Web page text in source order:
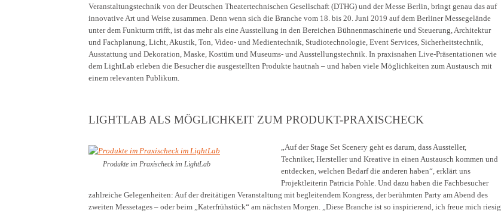
Veranstaltungstechnik von der Deutschen Theatertechnischen Gesellschaft (DTHG) und der Messe Berlin, bringt genau das auf
innovative Art und Weise zusammen. Denn wenn sich die Branche vom 18. bis 20. Juni 2019 auf dem Berliner Messegelände
unter dem Funkturm trifft, ist das mehr als eine Ausstellung in den Bereichen Bühnenmaschinerie und Steuerung, Architektur
und Fachplanung, Licht, Akustik, Ton, Video- und Medientechnik, Studiotechnologie, Event Services, Sicherheitstechnik,
Ausstattung und Dekoration, Maske, Kostüm und Museums- und Ausstellungstechnik. In praxisnahen Live-Präsentationen wie
dem LightLab erleben die Besucher die ausgestellten Produkte hautnah – und haben viele Möglichkeiten zum Austausch mit
einem relevanten Publikum.
LIGHTLAB ALS MÖGLICHKEIT ZUM PRODUKT-PRAXISCHECK
Produkte im Praxischeck im LightLab
„Auf der Stage Set Scenery geht es darum, dass Aussteller,
Techniker, Hersteller und Kreative in einen Austausch kommen und
entdecken, welchen Bedarf die anderen haben“, erklärt uns
Projektleiterin Patricia Pohle. Und dazu haben die Fachbesucher
zahlreiche Gelegenheiten: Auf der dreitätigen Veranstaltung mit begleitendem Kongress, der berühmten Party am Abend des
zweiten Messetages – oder beim „Katerfrühstück“ am nächsten Morgen. „Diese Branche ist so inspirierend, ich freue mich riesig